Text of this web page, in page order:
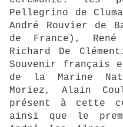
Pellegrino de
André Rouvier de
de France),
Richard De
Souvenir français
de la Marine
Moriez, Alain
présent à cette
ainsi que le